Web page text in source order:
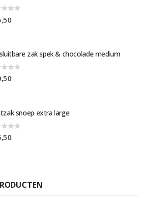
zak spek & chocolade medium
of 5
snoep extra large
of 5